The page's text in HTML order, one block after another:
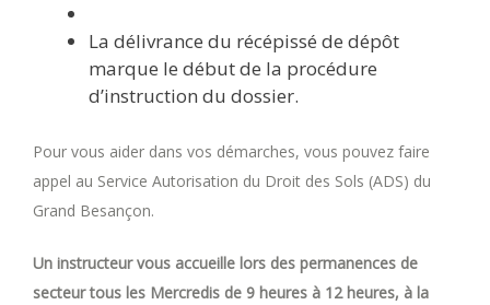
La délivrance du récépissé de dépôt
marque le début de la procédure
d’instruction du dossier.
Pour vous aider dans vos démarches, vous pouvez faire
appel au Service Autorisation du Droit des Sols (ADS) du
Grand Besançon.
Un instructeur vous accueille lors des permanences de
secteur tous les Mercredis de 9 heures à 12 heures, à la